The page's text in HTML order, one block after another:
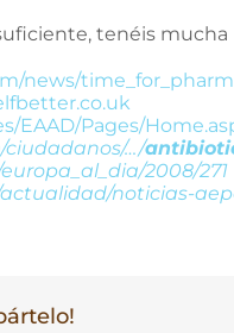
tenéis
news/
EAAD/Pages/
ciudadanos/…/
2008/271
noticias-